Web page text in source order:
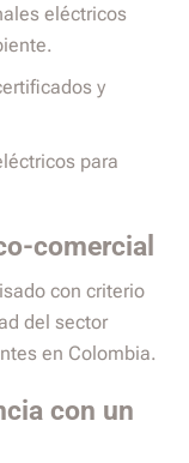
eléctricos
y
para
comercial
con criterio
del sector
en Colombia.
con un